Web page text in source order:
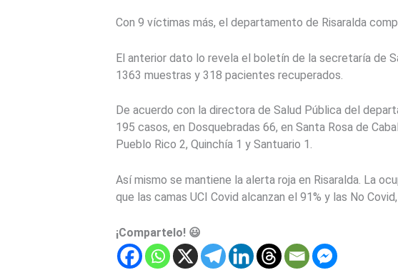
Con 9 víctimas más, el departamento de Risaralda
El anterior dato lo revela el boletín de la secretaría de
1363 muestras y 318 pacientes recuperados.
De acuerdo con la directora de Salud Pública del
195 casos, en Dosquebradas 66, en Santa Rosa de
Pueblo Rico 2, Quinchía 1 y Santuario 1.
Así mismo se mantiene la alerta roja en Risaralda. La
que las camas UCI Covid alcanzan el 91% y las No
¡Compartelo! 😃